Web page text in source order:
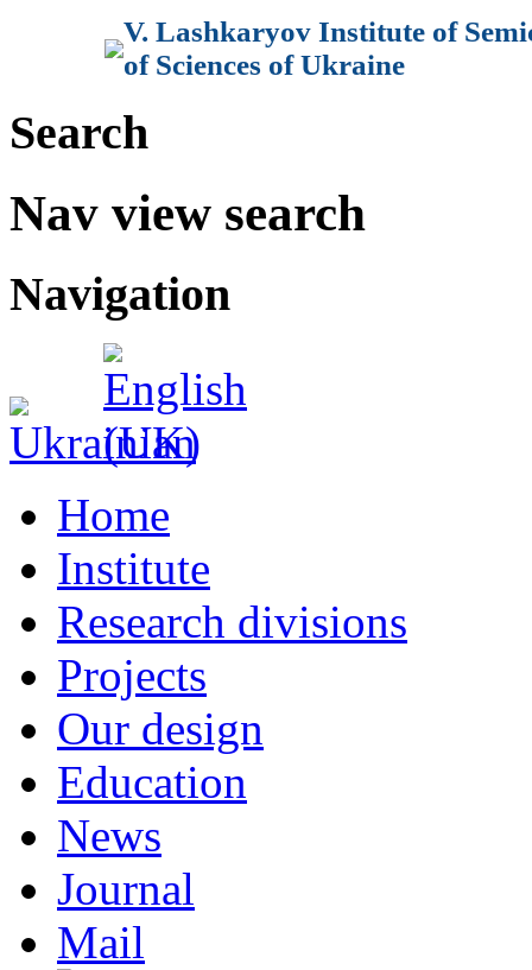
V. Lashkaryov Institute of
of Sciences of Ukraine
Search
Nav view search
Navigation
Home
Institute
Research divisions
Projects
Our design
Education
News
Journal
Mail